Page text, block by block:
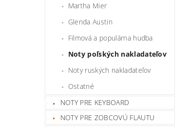
Martha Mier
Glenda Austin
Filmová a populárna hudba
Noty poľských nakladateľov
Noty ruských nakladateľov
Ostatné
NOTY PRE KEYBOARD
NOTY PRE ZOBCOVÚ FLAUTU